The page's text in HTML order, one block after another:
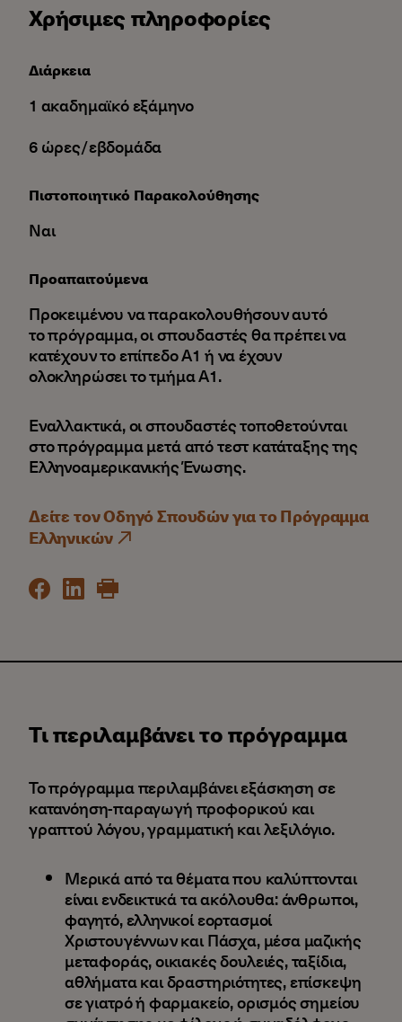
Χρήσιμες πληροφορίες
Διάρκεια
1 ακαδημαϊκό εξάμηνο
6 ώρες/εβδομάδα
Πιστοποιητικό Παρακολούθησης
Ναι
Προαπαιτούμενα
Προκειμένου να παρακολουθήσουν αυτό
το πρόγραμμα, οι σπουδαστές θα πρέπει να
κατέχουν το επίπεδο Α1 ή να έχουν
ολοκληρώσει το τμήμα Α1.
Εναλλακτικά, οι σπουδαστές τοποθετούνται
στο πρόγραμμα μετά από τεστ κατάταξης της
Ελληνοαμερικανικής Ένωσης.
Δείτε τον Οδηγό Σπουδών για το Πρόγραμμα
Ελληνικών
Τι περιλαμβάνει το πρόγραμμα
Το πρόγραμμα περιλαμβάνει εξάσκηση σε
κατανόηση-παραγωγή προφορικού και
γραπτού λόγου, γραμματική και λεξιλόγιο.
Μερικά από τα θέματα που καλύπτονται
είναι ενδεικτικά τα ακόλουθα: άνθρωποι,
φαγητό, ελληνικοί εορτασμοί
Χριστουγέννων και Πάσχα, μέσα μαζικής
μεταφοράς, οικιακές δουλειές, ταξίδια,
αθλήματα και δραστηριότητες, επίσκεψη
σε γιατρό ή φαρμακείο, ορισμός σημείου